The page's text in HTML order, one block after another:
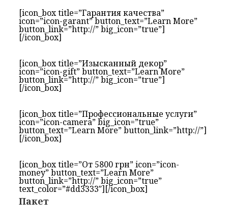
[icon_box title=”Гарантия качества”
icon=”icon-garant” button_text=”Learn More”
button_link=”http://” big_icon=”true”]
[/icon_box]
[icon_box title=”Изысканный декор”
icon=”icon-gift” button_text=”Learn More”
button_link=”http://” big_icon=”true”]
[/icon_box]
[icon_box title=”Профессиональные услуги”
icon=”icon-camera” big_icon=”true”
button_text=”Learn More” button_link=”http://”]
[/icon_box]
[icon_box title=”От 5800 грн” icon=”icon-
money” button_text=”Learn More”
button_link=”http://” big_icon=”true”
text_color=”#dd3333″][/icon_box]
Пакет